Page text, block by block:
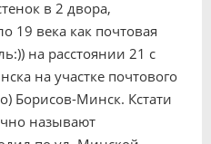
в 2 двора,
19 века как почтовая
на расстоянии 21 с
на участке почтового
Борисов-Минск. Кстати
называют